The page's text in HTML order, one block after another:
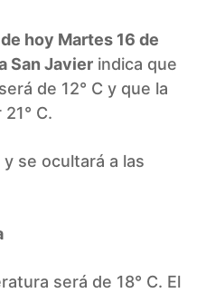
hoy Martes 16 de
San Javier indica que
de 12° C y que la
C.
se ocultará a las
será de 18° C. El